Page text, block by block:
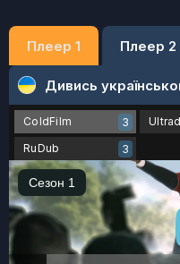
Плеер 1 Плеер 2
Дивись
ColdFilm 3
RuDub
3